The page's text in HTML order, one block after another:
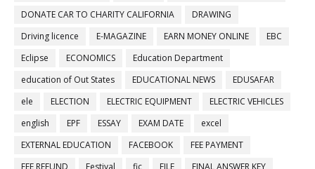
DONATE CAR TO CHARITY CALIFORNIA
DRAWING
Driving licence
E-MAGAZINE EARN MONEY ONLINE
EBC
Eclipse
ECONOMICS
Education Department
education of Out States
EDUCATIONAL NEWS
EDUSAFAR
ele
ELECTION ELECTRIC EQUIPMENT
ELECTRIC VEHICLES
english
EPF ESSAY EXAM DATE
excel
EXTERNAL EDUCATION
FACEBOOK
FEE PAYMENT
FEE REFUND
Festival fic FILE
FINAL ANSWER KEY